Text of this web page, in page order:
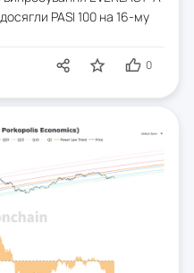
PASI 100 на 16-му
0